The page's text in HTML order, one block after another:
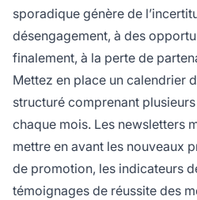
sporadique génère de
désengagement, à des
finalement, à la perte de
Mettez en place un calendrier
structuré comprenant
chaque mois. Les newsletters
mettre en avant les nouveaux
de promotion, les indicateurs
témoignages de réussite des